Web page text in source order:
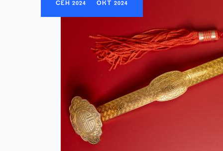
СЕН 2024 ОКТ 2024